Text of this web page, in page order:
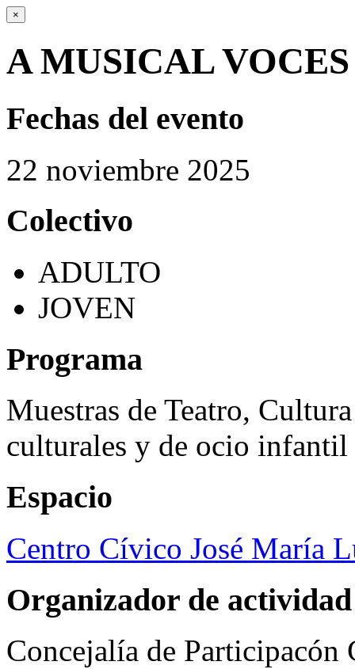
×
A MUSICAL
Fechas del evento
22 noviembre 2025
Colectivo
ADULTO
JOVEN
Programa
Muestras de Teatro,
culturales y de ocio infantil
Espacio
Centro Cívico José María
Organizador de actividad
Concejalía de Participacón